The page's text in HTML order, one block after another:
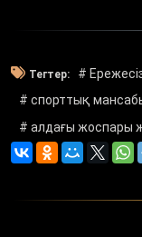
Тегтер: #
# спорттық
# алдағы жоспары